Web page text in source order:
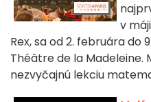
v
Rex, sa od 2. februára do
Théâtre de la Madeleine.
nezvyčajnú lekciu